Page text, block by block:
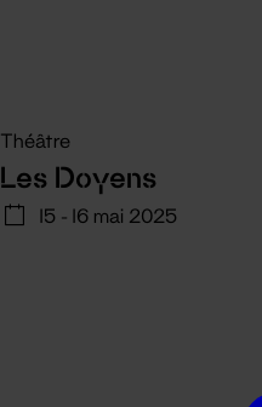
Théâtre
Les Doyens
15 - 16 mai 2025